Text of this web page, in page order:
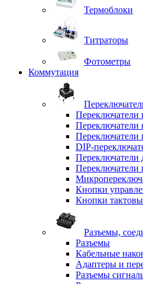
Термоблоки
Титраторы
Фотометры
Коммутация
Переключатели
Переключатели
DIP-
Переключатели
Переключатели
Кнопки
Кнопки
Разъемы,
Разъемы
Кабельные
Адаптеры и
Разъемы